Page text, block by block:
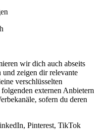
wir dich auch abseits
zeigen dir relevante
verschlüsselten
externen Anbietern
sofern du deren
Pinterest, TikTok